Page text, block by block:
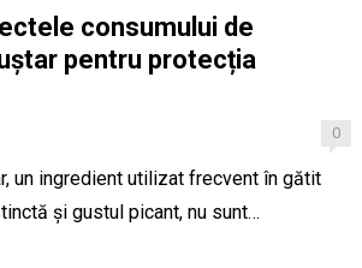
consumului de
pentru protecția
0
un ingredient utilizat frecvent în gătit
și gustul picant, nu sunt…